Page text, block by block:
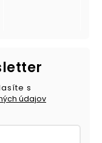
s
údajov